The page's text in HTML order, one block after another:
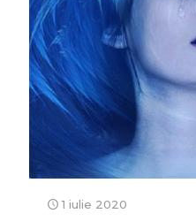
1 iulie 2020